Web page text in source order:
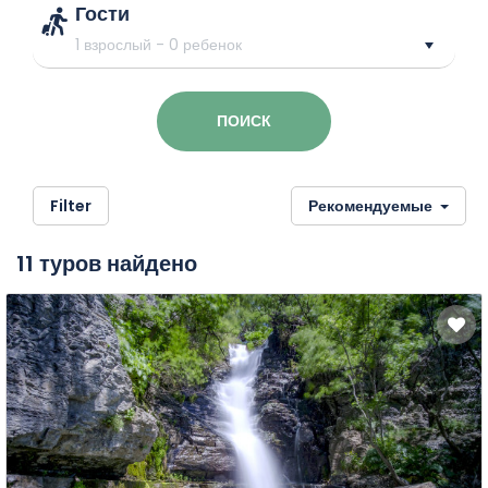
Гости
1 взрослый - 0 ребенок
ПОИСК
Тип
тура
Джип
Filter Рекомендуемые
11 туров найдено